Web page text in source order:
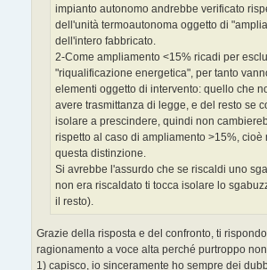
impianto autonomo andrebbe verificato
dell'unità termoautonoma oggetto di
dell'intero fabbricato.
2-Come ampliamento <15% ricadi per
"riqualificazione energetica", per tanto
elementi oggetto di intervento: quello che
avere trasmittanza di legge, e del resto se
isolare a prescindere, quindi non
rispetto al caso di ampliamento >15%, cioè
questa distinzione.
Si avrebbe l'assurdo che se riscaldi uno
non era riscaldato ti tocca isolare lo
il resto).
Grazie della risposta e del confronto, ti
ragionamento a voce alta perché purtroppo
1) capisco, io sinceramente ho sempre dei